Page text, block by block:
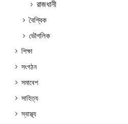
রাজধানী
বৈশ্বিক
ভৌগলিক
শিক্ষা
সংগঠন
সমাবেশ
সাহিত্য
স্বাস্থ্য